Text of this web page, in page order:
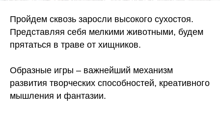
Пройдем сквозь заросли высокого сухостоя.
Представляя себя мелкими животными, будем
прятаться в траве от хищников.
Образные игры – важнейший механизм
развития творческих способностей, креативного
мышления и фантазии.